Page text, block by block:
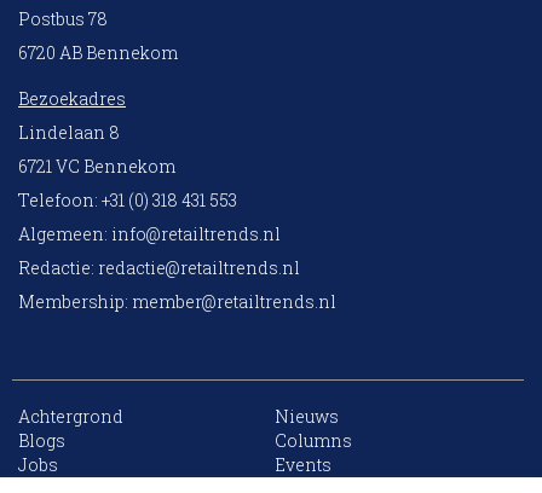
Postbus 78
6720 AB Bennekom
Bezoekadres
Lindelaan 8
6721 VC Bennekom
Telefoon: +31 (0) 318 431 553
Algemeen: info@retailtrends.nl
Redactie: redactie@retailtrends.nl
Membership: member@retailtrends.nl
Achtergrond
Nieuws
Blogs
Columns
Jobs
Events
10 collega’s